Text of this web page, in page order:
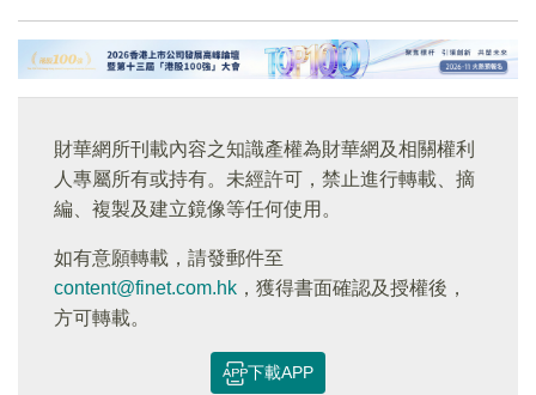
財華網所刊載內容之知識產權為財華網及相關權利
人專屬所有或持有。未經許可，禁止進行轉載、摘
編、複製及建立鏡像等任何使用。
如有意願轉載，請發郵件至
content@finet.com.hk ，獲得書面確認及授權後，
方可轉載。
下載APP